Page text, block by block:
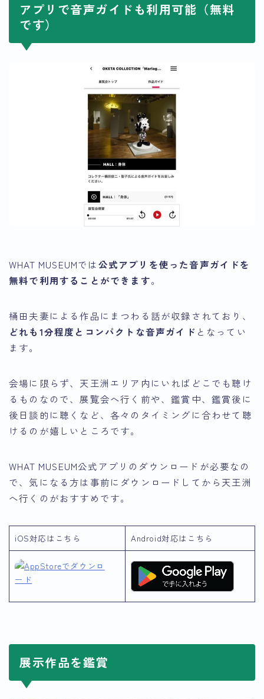
アプリで音声ガイドも利用可能（無料
です）
WHAT MUSEUMでは公式アプリを使った音声ガイドを
無料で利用することができます。
桶田夫妻による作品にまつわる話が収録されており、
どれも1分程度とコンパクトな音声ガイド となってい
ます。
会場に限らず、天王洲エリア内にいればどこでも聴け
るものなので、展覧会へ行く前や、鑑賞中、鑑賞後に
後日談的に聴くなど、各々のタイミングに合わせて聴
けるのが嬉しいところです。
WHAT MUSEUM公式アプリのダウンロードが必要なの
で、気になる方は事前にダウンロードしてから天王洲
へ行くのがおすすめです。
iOS対応はこちら Android対応はこちら
展示作品を鑑賞